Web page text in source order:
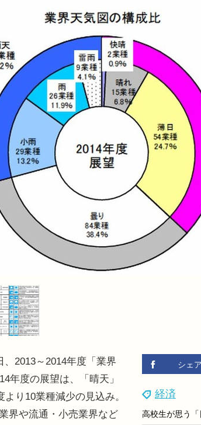
シェア
経済
2013～2014年度「業界
年度の展望は、「晴天」
り10業種減少の見込み。
界や流通・小売業界など